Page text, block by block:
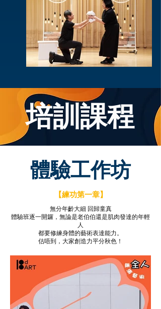
培訓課程
體驗工作坊
【練功第一章】
無分年齡大細 回歸童真
體驗班逐一開鑼，無論是老伯伯還是肌肉發達的年輕
人
都要修練身體的藝術表達能力。
估唔到，大家創造力平分秋色！